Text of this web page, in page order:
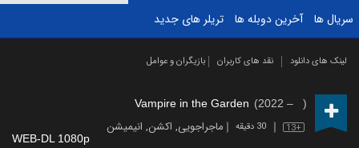
سریال ها
آخرین دوبله ها تریلر های جدید
لینک های دانلود نقد های کاربران بازیگران و عوامل
Vampire in the Garden (2022 – )
13+ 30 دقیقه ماجراجویی, اکشن, انیمیشن
WEB-DL 1080p